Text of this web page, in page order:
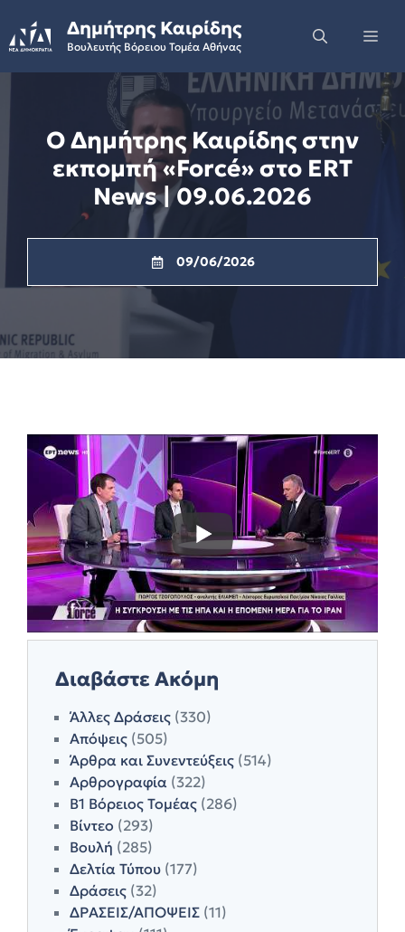
to
content
Δημήτρης Καιρίδης
Βουλευτής Βόρειου Τομέα Αθήνας
Ο Δημήτρης Καιρίδης στην
εκπομπή «Forcé» στο ERT
News | 09.06.2026
09/06/2026
Διαβάστε Ακόμη
Άλλες Δράσεις (330)
Απόψεις (505)
Άρθρα και Συνεντεύξεις (514)
Αρθρογραφία (322)
Β1 Βόρειος Τομέας (286)
Βίντεο (293)
Βουλή (285)
Δελτία Τύπου (177)
Δράσεις (32)
ΔΡΑΣΕΙΣ/ΑΠΟΨΕΙΣ (11)